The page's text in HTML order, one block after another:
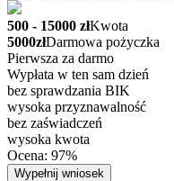
500 - 15000 złKwota
5000złDarmowa pożyczka
Pierwsza za darmo
Wypłata w ten sam dzień
bez sprawdzania BIK
wysoka przyznawalność
bez zaświadczeń
wysoka kwota
Ocena: 97%
Wypełnij wniosek